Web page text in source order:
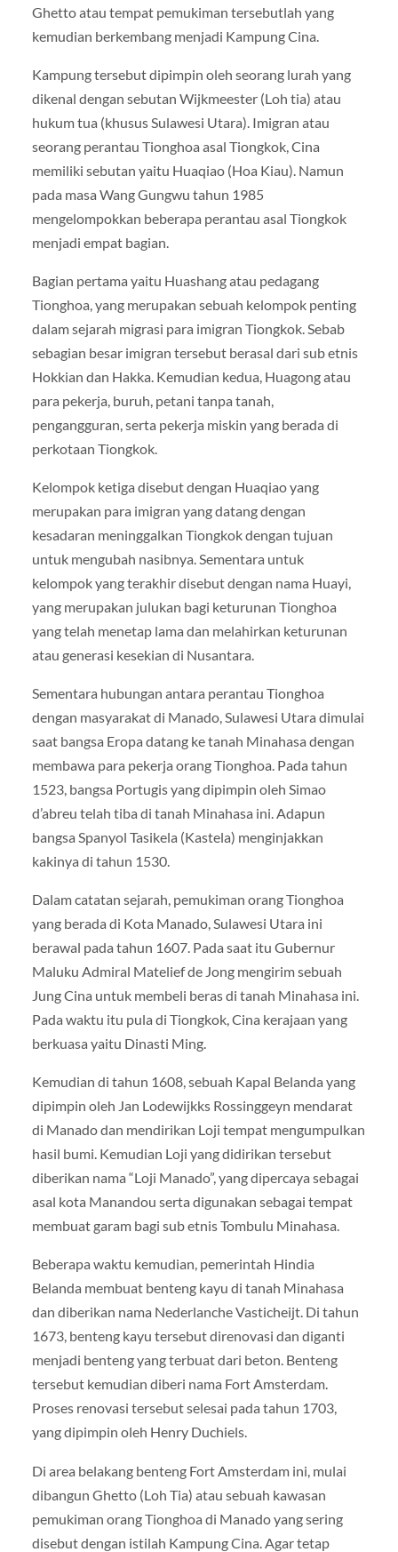
Ghetto atau tempat pemukiman tersebutlah yang
kemudian berkembang menjadi Kampung Cina.
Kampung tersebut dipimpin oleh seorang lurah yang
dikenal dengan sebutan Wijkmeester (Loh tia) atau
hukum tua (khusus Sulawesi Utara). Imigran atau
seorang perantau Tionghoa asal Tiongkok, Cina
memiliki sebutan yaitu Huaqiao (Hoa Kiau). Namun
pada masa Wang Gungwu tahun 1985
mengelompokkan beberapa perantau asal Tiongkok
menjadi empat bagian.
Bagian pertama yaitu Huashang atau pedagang
Tionghoa, yang merupakan sebuah kelompok penting
dalam sejarah migrasi para imigran Tiongkok. Sebab
sebagian besar imigran tersebut berasal dari sub etnis
Hokkian dan Hakka. Kemudian kedua, Huagong atau
para pekerja, buruh, petani tanpa tanah,
pengangguran, serta pekerja miskin yang berada di
perkotaan Tiongkok.
Kelompok ketiga disebut dengan Huaqiao yang
merupakan para imigran yang datang dengan
kesadaran meninggalkan Tiongkok dengan tujuan
untuk mengubah nasibnya. Sementara untuk
kelompok yang terakhir disebut dengan nama Huayi,
yang merupakan julukan bagi keturunan Tionghoa
yang telah menetap lama dan melahirkan keturunan
atau generasi kesekian di Nusantara.
Sementara hubungan antara perantau Tionghoa
dengan masyarakat di Manado, Sulawesi Utara dimulai
saat bangsa Eropa datang ke tanah Minahasa dengan
membawa para pekerja orang Tionghoa. Pada tahun
1523, bangsa Portugis yang dipimpin oleh Simao
d’abreu telah tiba di tanah Minahasa ini. Adapun
bangsa Spanyol Tasikela (Kastela) menginjakkan
kakinya di tahun 1530.
Dalam catatan sejarah, pemukiman orang Tionghoa
yang berada di Kota Manado, Sulawesi Utara ini
berawal pada tahun 1607. Pada saat itu Gubernur
Maluku Admiral Matelief de Jong mengirim sebuah
Jung Cina untuk membeli beras di tanah Minahasa ini.
Pada waktu itu pula di Tiongkok, Cina kerajaan yang
berkuasa yaitu Dinasti Ming.
Kemudian di tahun 1608, sebuah Kapal Belanda yang
dipimpin oleh Jan Lodewijkks Rossinggeyn mendarat
di Manado dan mendirikan Loji tempat mengumpulkan
hasil bumi. Kemudian Loji yang didirikan tersebut
diberikan nama “Loji Manado”, yang dipercaya sebagai
asal kota Manandou serta digunakan sebagai tempat
membuat garam bagi sub etnis Tombulu Minahasa.
Beberapa waktu kemudian, pemerintah Hindia
Belanda membuat benteng kayu di tanah Minahasa
dan diberikan nama Nederlanche Vasticheijt. Di tahun
1673, benteng kayu tersebut direnovasi dan diganti
menjadi benteng yang terbuat dari beton. Benteng
tersebut kemudian diberi nama Fort Amsterdam.
Proses renovasi tersebut selesai pada tahun 1703,
yang dipimpin oleh Henry Duchiels.
Di area belakang benteng Fort Amsterdam ini, mulai
dibangun Ghetto (Loh Tia) atau sebuah kawasan
pemukiman orang Tionghoa di Manado yang sering
disebut dengan istilah Kampung Cina. Agar tetap